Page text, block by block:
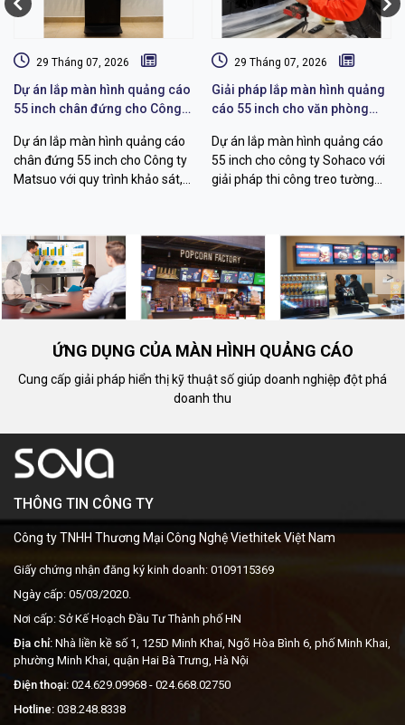
29 Tháng 07, 2026
Dự án lắp màn hình quảng cáo
55 inch chân đứng cho Công
Dự án lắp màn hình quảng cáo
chân đứng 55 inch cho Công ty
Matsuo với quy trình khảo sát,
nghiệp.
29 Tháng 07, 2026
Giải pháp lắp màn hình quảng
cáo 55 inch cho văn phòng
Dự án lắp màn hình quảng cáo
55 inch cho công ty Sohaco với
giải pháp thi công treo tường
nội dung từ xa.
< >
ỨNG DỤNG CỦA MÀN HÌNH QUẢNG CÁO
Cung cấp giải pháp hiển thị kỹ thuật số giúp doanh nghiệp đột phá
doanh thu
THÔNG TIN CÔNG TY
Công ty TNHH Thương Mại Công Nghệ Viethitek Việt Nam
Giấy chứng nhận đăng ký kinh doanh: 0109115369
Ngày cấp: 05/03/2020.
Nơi cấp: Sở Kế Hoạch Đầu Tư Thành phố HN
Địa chỉ: Nhà liền kề số 1, 125D Minh Khai, Ngõ Hòa Bình 6, phố Minh Khai,
phường Minh Khai, quận Hai Bà Trưng, Hà Nội
Điện thoại: 024.629.09968 - 024.668.02750
Hotline: 038.248.8338